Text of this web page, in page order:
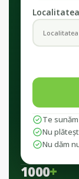
1000+
Localitatea
Te
Nu
Nu dăm